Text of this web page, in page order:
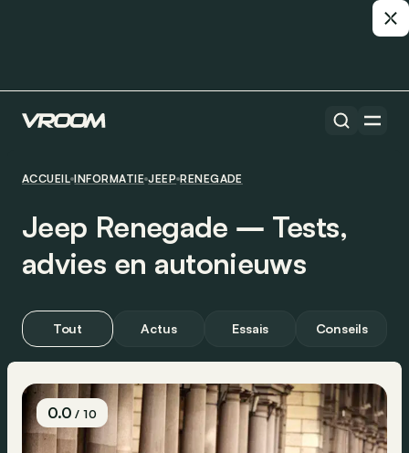
ACCUEIL INFORMATIE JEEP RENEGADE
Jeep Renegade ― Tests,
advies en autonieuws
Tout Actus Essais Conseils
0.0/ 10